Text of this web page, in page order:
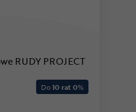
RUDY PROJECT
Do10 rat 0%